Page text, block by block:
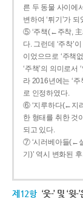
른 두 동물 사이에
변하여 ‘튀기’가
⑤ ‘주책(←주착, 主
다. 그런데 ‘주착’
이었으므로 ‘주책
‘주책’의 의미로서
라 2016년에는 ‘주
로 인정하였다.
⑥ ‘지루하다(←지
한 형태를 취한 것
되고 있다.
⑦ ‘시러베아들(←
기)’ 역시 변화된
제12항 ‘웃-’ 및 ‘윗